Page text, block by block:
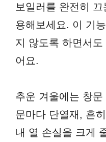
보일러를 완전히
용해보세요. 이 기
지 않도록 하면서
어요.
추운 겨울에는 창
문마다 단열재, 흔
내 열 손실을 크게